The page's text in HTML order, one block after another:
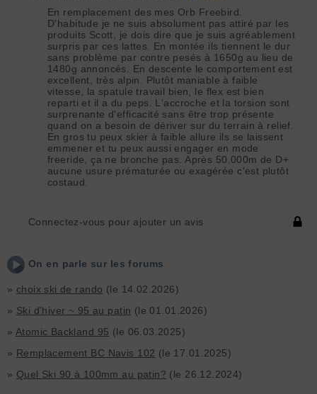
En remplacement des mes Orb Freebird.
D'habitude je ne suis absolument pas attiré par les
produits Scott, je dois dire que je suis agréablement
surpris par ces lattes. En montée ils tiennent le dur
sans problème par contre pesés à 1650g au lieu de
1480g annoncés. En descente le comportement est
excellent, très alpin. Plutôt maniable à faible
vitesse, la spatule travail bien, le flex est bien
reparti et il a du peps. L'accroche et la torsion sont
surprenante d'efficacité sans être trop présente
quand on a besoin de dériver sur du terrain à relief.
En gros tu peux skier à faible allure ils se laissent
emmener et tu peux aussi engager en mode
freeride, ça ne bronche pas. Après 50.000m de D+
aucune usure prématurée ou exagérée c'est plutôt
costaud.
Connectez-vous pour ajouter un avis
On en parle sur les forums
» choix ski de rando (le 14.02.2026)
» Ski d'hiver ~ 95 au patin (le 01.01.2026)
» Atomic Backland 95 (le 06.03.2025)
» Remplacement BC Navis 102 (le 17.01.2025)
» Quel Ski 90 à 100mm au patin? (le 26.12.2024)